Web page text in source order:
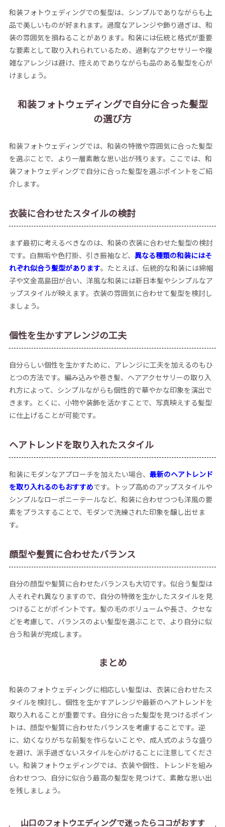
和装フォトウェディングでの髪型は、シンプルでありながらも上
品で美しいものが好まれます。過度なアレンジや飾り過ぎは、和
装の雰囲気を損ねることがあります。和装には伝統と格式が重要
な要素として取り入れられているため、過剰なアクセサリーや複
雑なアレンジは避け、控えめでありながらも品のある髪型を心が
けましょう。
和装フォトウェディングで自分に合った髪型
の選び方
和装フォトウェディングでは、和装の特徴や雰囲気に合った髪型
を選ぶことで、より一層素敵な思い出が残ります。ここでは、和
装フォトウェディングで自分に合った髪型を選ぶポイントをご紹
介します。
衣装に合わせたスタイルの検討
まず最初に考えるべきなのは、和装の衣装に合わせた髪型の検討
です。白無垢や色打掛、引き振袖など、 異なる種類の和装にはそ
れぞれ似合う髪型があります。たとえば、伝統的な和装には綿帽
子や文金高島田が合い、洋風な和装には新日本髪やシンプルなア
ップスタイルが映えます。衣装の雰囲気に合わせて髪型を検討し
ましょう。
個性を生かすアレンジの工夫
自分らしい個性を生かすために、アレンジに工夫を加えるのもひ
とつの方法です。編み込みや巻き髪、ヘアアクセサリーの取り入
れ方によって、シンプルながらも個性的で華やかな印象を演出で
きます。とくに、小物や装飾を活かすことで、写真映えする髪型
に仕上げることが可能です。
ヘアトレンドを取り入れたスタイル
和装にモダンなアプローチを加えたい場合、 最新のヘアトレンド
を取り入れるのもおすすめです。トップ高めのアップスタイルや
シンプルなローポニーテールなど、和装に合わせつつも洋風の要
素をプラスすることで、モダンで洗練された印象を醸し出せま
す。
顔型や髪質に合わせたバランス
自分の顔型や髪質に合わせたバランスも大切です。似合う髪型は
人それぞれ異なりますので、自分の特徴を生かしたスタイルを見
つけることがポイントです。髪の毛のボリュームや長さ、クセな
どを考慮して、バランスのよい髪型を選ぶことで、より自分に似
合う和装が完成します。
まとめ
和装のフォトウェディングに相応しい髪型は、衣装に合わせたス
タイルを検討し、個性を生かすアレンジや最新のヘアトレンドを
取り入れることが重要です。自分に合った髪型を見つけるポイン
トは、顔型や髪質に合わせたバランスを考慮することです。逆
に、幼くなりがちな前髪を作らないことや、成人式のような盛り
を避け、派手過ぎないスタイルを心がけることに注意してくださ
い。和装フォトウェディングでは、衣装や個性、トレンドを組み
合わせつつ、自分に似合う最高の髪型を見つけて、素敵な思い出
を残しましょう。
山口のフォトウエディングで迷ったらココがおすす